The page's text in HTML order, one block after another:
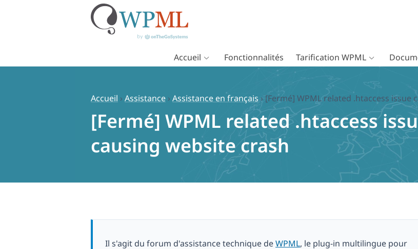
Accueil Fonctionnalités Tarification WPML
Accueil › Assistance › Assistance en français › [Fermé] WPML related .htaccess issue
[Fermé] WPML related .htaccess
causing website crash
Il s'agit du forum d'assistance technique deWPML, le plug-in multilingue pour